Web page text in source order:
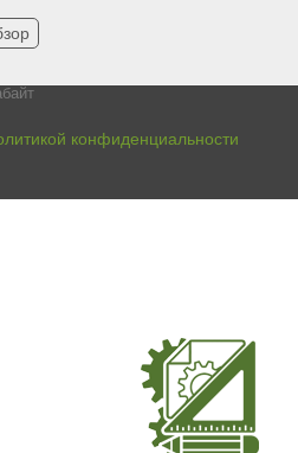
конфиденциальности